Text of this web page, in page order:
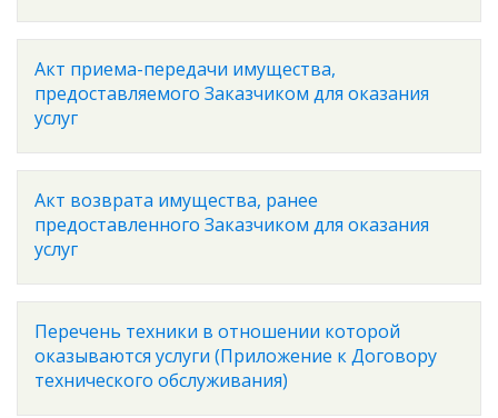
Акт приема-передачи имущества,
предоставляемого Заказчиком для оказания
услуг
Акт возврата имущества, ранее
предоставленного Заказчиком для оказания
услуг
Перечень техники в отношении которой
оказываются услуги (Приложение к Договору
технического обслуживания)